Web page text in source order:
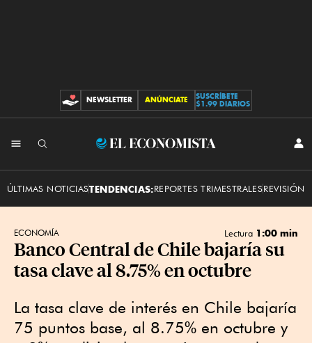
CONTRIBUCIONES
NEWSLETTER ANÚNCIATE
SUSCRÍBETE
$1.99 DIARIOS
El
ÚLTIMAS NOTICIASTENDENCIAS:REPORTES TRIMESTRALESREVISIÓN
ECONOMÍA Lectura 1:00 min
Banco Central de Chile bajaría su
tasa clave al 8.75% en octubre
La tasa clave de interés en Chile bajaría
75 puntos base, al 8.75% en octubre y